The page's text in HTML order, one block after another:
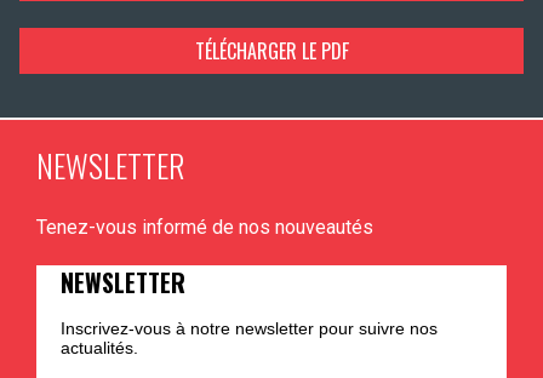
TÉLÉCHARGER LE PDF
NEWSLETTER
Tenez-vous informé de nos nouveautés
NEWSLETTER
Inscrivez-vous à notre newsletter pour suivre nos
actualités.